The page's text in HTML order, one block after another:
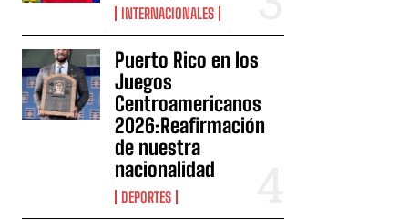
INTERNACIONALES
Puerto Rico en los
Juegos
Centroamericanos
2026:Reafirmación
de nuestra
nacionalidad
DEPORTES